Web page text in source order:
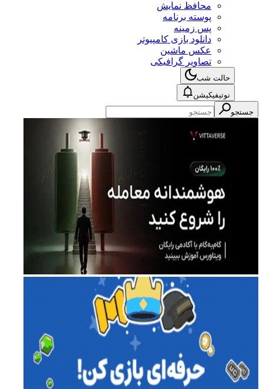
محافظ نمایش
پوسته برنامه
پس زمینه
دانلود بازی کامپیوتر
عکس ماشین
تصاویر گرافیکی
حالت شب
نوتیفیکیشن